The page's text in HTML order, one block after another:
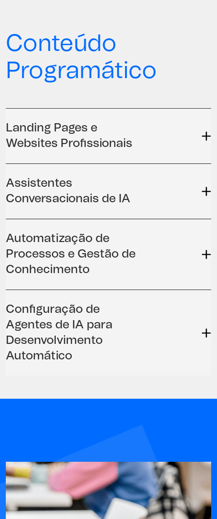
Conteúdo
Programático
Landing Pages e
Websites Profissionais
Assistentes
Conversacionais de IA
Automatização de
Processos e Gestão de
Conhecimento
Configuração de
Agentes de IA para
Desenvolvimento
Automático